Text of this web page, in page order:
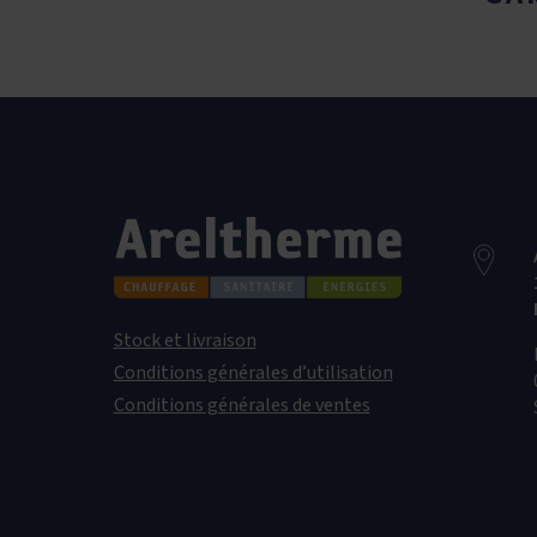
Stock et livraison
Conditions générales d’utilisation
Conditions générales de ventes